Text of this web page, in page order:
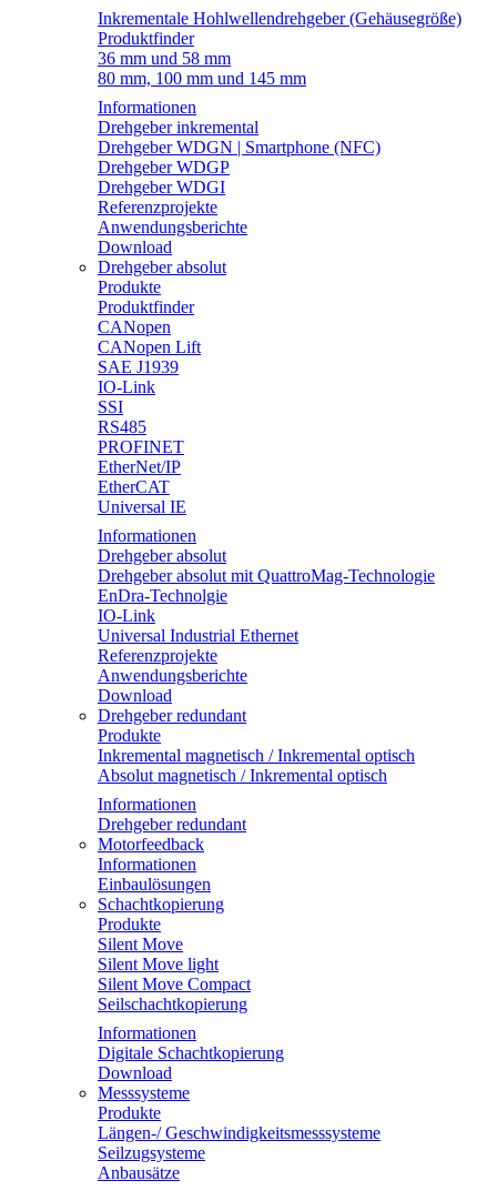
Inkrementale Hohlwellendrehgeber (Gehäusegröße)
Produktfinder
36 mm und 58 mm
80 mm, 100 mm und 145 mm
Informationen
Drehgeber inkremental
Drehgeber WDGN | Smartphone (NFC)
Drehgeber WDGP
Drehgeber WDGI
Referenzprojekte
Anwendungsberichte
Download
Drehgeber absolut
Produkte
Produktfinder
CANopen
CANopen Lift
SAE J1939
IO-Link
SSI
RS485
PROFINET
EtherNet/IP
EtherCAT
Universal IE
Informationen
Drehgeber absolut
Drehgeber absolut mit QuattroMag-Technologie
EnDra-Technolgie
IO-Link
Universal Industrial Ethernet
Referenzprojekte
Anwendungsberichte
Download
Drehgeber redundant
Produkte
Inkremental magnetisch / Inkremental optisch
Absolut magnetisch / Inkremental optisch
Informationen
Drehgeber redundant
Motorfeedback
Informationen
Einbaulösungen
Schachtkopierung
Produkte
Silent Move
Silent Move light
Silent Move Compact
Seilschachtkopierung
Informationen
Digitale Schachtkopierung
Download
Messsysteme
Produkte
Längen-/ Geschwindigkeitsmesssysteme
Seilzugsysteme
Anbausätze